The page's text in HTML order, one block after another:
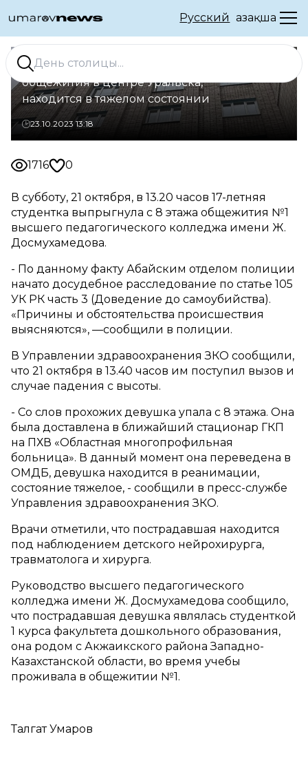
Русский Қазақша
Студентка, выпрыгнувшая с 8 этажа
общежития в центре Уральска,
находится в тяжелом состоянии
23.10.2023 13:18
1716 0
В субботу, 21 октября, в 13.20 часов 17-летняя
студентка выпрыгнула с 8 этажа общежития №1
высшего педагогического колледжа имени Ж.
Досмухамедова.
- По данному факту Абайским отделом полиции
начато досудебное расследование по статье 105
УК РК часть 3 (Доведение до самоубийства).
«Причины и обстоятельства происшествия
выясняются», —сообщили в полиции.
В Управлении здравоохранения ЗКО сообщили,
что 21 октября в 13.40 часов им поступил вызов и
случае падения с высоты.
- Со слов прохожих девушка упала с 8 этажа. Она
была доставлена в ближайший стационар ГКП
на ПХВ «Областная многопрофильная
больница». В данный момент она переведена в
ОМДБ, девушка находится в реанимации,
состояние тяжелое, - сообщили в пресс-службе
Управления здравоохранения ЗКО.
Врачи отметили, что пострадавшая находится
под наблюдением детского нейрохирурга,
травматолога и хирурга.
Руководство высшего педагогического
колледжа имени Ж. Досмухамедова сообщило,
что пострадавшая девушка являлась студенткой
1 курса факультета дошкольного образования,
она родом с Акжаикского района Западно-
Казахстанской области, во время учебы
проживала в общежитии №1.
Талгат Умаров